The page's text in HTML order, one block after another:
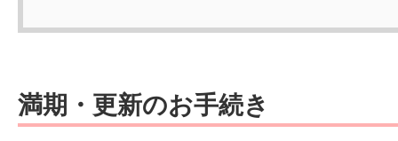
満期・更新のお手続き